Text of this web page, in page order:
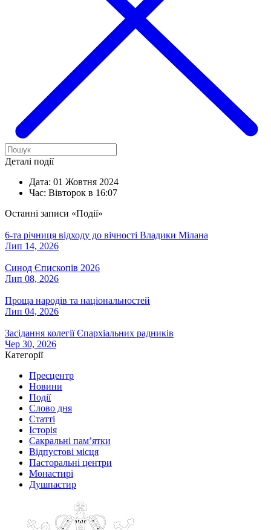
Деталі події
Дата: 01 Жовтня 2024
Час: Вівторок в 16:07
Останні записи «Події»
6-та річниця відходу до вічності Владики Мілана
Лип 14, 2026
Синод Єпископів 2026
Лип 08, 2026
Проща народів та національностей
Лип 04, 2026
Засідання колегії Єпархіальних радників
Чер 30, 2026
Категорії
Пресцентр
Новини
Події
Слово дня
Статті
Історія
Сакральні пам’ятки
Відпустові місця
Пасторальні центри
Монастирі
Душпастир